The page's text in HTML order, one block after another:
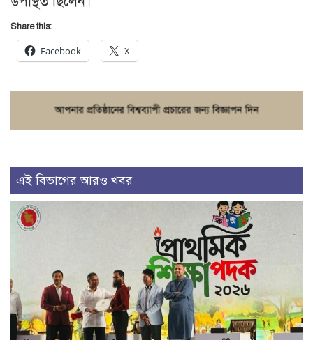
Share this:
Facebook X
এই বিভাগের আরও খবর